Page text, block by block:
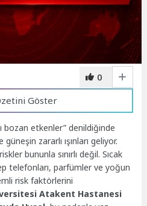
0
Göster
bozan etkenler” denildiğinde
zararlı ışınları geliyor.
bununla sınırlı değil. Sıcak
telefonları, parfümler ve yoğun
risk faktörlerini
Atakent Hastanesi